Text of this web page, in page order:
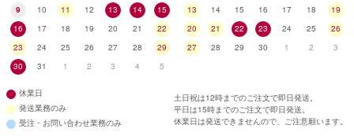
9
10 11 12 13 14
15
16
17 18 19 20 21
22
23
24 25 26 27 28
29
30
31 1 2 3 4 5
13
14 15 16 17 18
19
20
21 22 23 24 25
26
27
28 29 30 1 2 3
休業日
発送業務のみ
受注・お問い合わせ業務のみ
土日祝は12時までのご注文で即日発送。
平日は15時までのご注文で即日発送。
休業日は発送できませんので、ご注意願います。